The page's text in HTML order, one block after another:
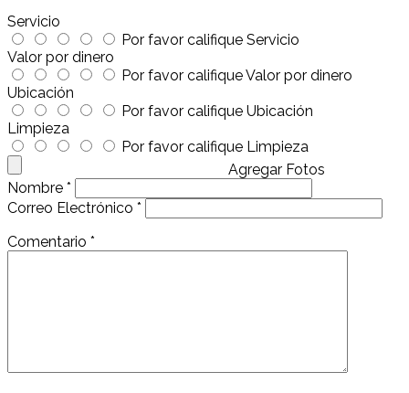
Servicio
Por favor califique Servicio
Valor por dinero
Por favor califique Valor por dinero
Ubicación
Por favor califique Ubicación
Limpieza
Por favor califique Limpieza
Agregar Fotos
Nombre *
Correo Electrónico *
Comentario *